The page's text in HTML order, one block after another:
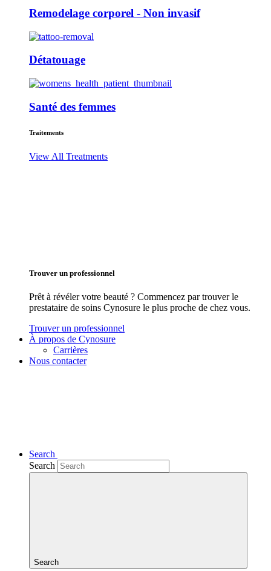
Remodelage corporel - Non invasif
Détatouage
Santé des femmes
Traitements
View All Treatments
Trouver un professionnel
Prêt à révéler votre beauté ? Commencez par trouver le
prestataire de soins Cynosure le plus proche de chez vous.
Trouver un professionnel
À propos de Cynosure
Carrières
Nous contacter
Search
Search
Search